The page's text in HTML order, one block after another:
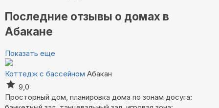
Последние отзывы о домах в
Абакане
Показать еще
Коттедж с бассейном Абакан
9,0
Просторный дом, планировка дома по зонам досуга: